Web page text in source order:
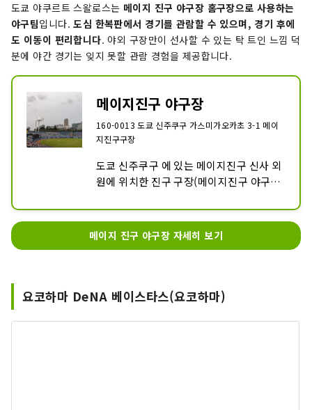
도쿄 야쿠르트 스왈로스는 메이지 진구 야구장 홈구장으로 사용하는
야구팀입니다.도심 한복판에서 경기를 관람할 수 있으며, 경기 후에
도 이동이 편리합니다. 야외 구장만이 선사할 수 있는 탁 트인 느낌 덕
분에 야간 경기는 잊지 못할 관람 경험을 제공합니다.
메이지진구 야구장
160-0013 도쿄 신주쿠구 가스미가오카초 3-1 메이
지진구구장
도쿄 신주쿠구 에 있는 메이지진구 신사 외
원에 위치한 진구 구장(메이지진구 야구
게 사랑받아 온 유서 깊은 구장입니다. 현
재는 도쿄 야쿠르트 스왈로스 의 홈구장으
로 알려져 있으며, 프로야구의 열기를 가까
메이지 진구 야구장 자세히 보기
요코하마 DeNA 베이스타스(요코하마)